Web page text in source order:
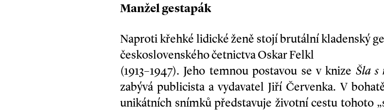
Manžel gestapák
Naproti křehké lidické ženě stojí brutální kladenský
československého četnictva Oskar Felkl
(1913–1947). Jeho temnou postavou se v knize Šla s
zabývá publicista a vydavatel Jiří Červenka. V
unikátních snímků představuje životní cestu tohoto